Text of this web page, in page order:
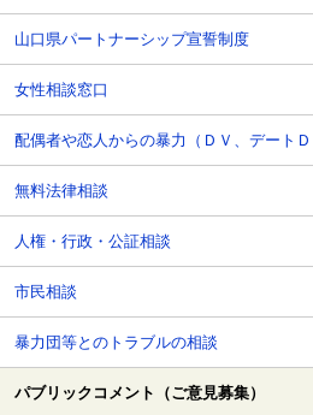
山口県パートナーシップ宣誓制度
女性相談窓口
配偶者や恋人からの暴力（ＤＶ、デートＤ
無料法律相談
人権・行政・公証相談
市民相談
暴力団等とのトラブルの相談
パブリックコメント（ご意見募集）